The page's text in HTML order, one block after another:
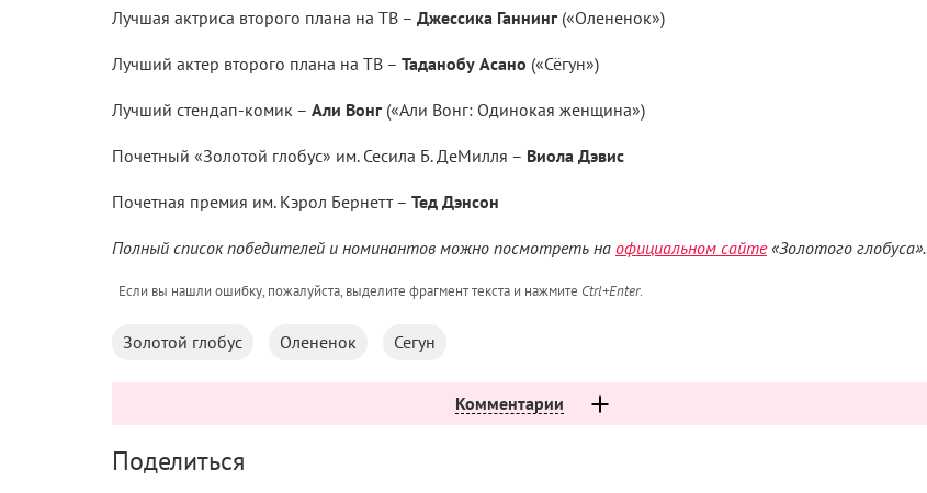
Лучшая актриса второго плана на ТВ – Джессика Ганнинг («Олененок»)
Лучший актер второго плана на ТВ – Таданобу Асано («Сёгун»)
Лучший стендап-комик – Али Вонг («Али Вонг: Одинокая женщина»)
Почетный «Золотой глобус» им. Сесила Б. ДеМилля – Виола Дэвис
Почетная премия им. Кэрол Бернетт – Тед Дэнсон
Полный список победителей и номинантов можно посмотреть на официальном сайте«Золотого глобуса».
Если вы нашли ошибку, пожалуйста, выделите фрагмент текста и нажмите Ctrl+Enter.
Золотой глобус Олененок Сегун
Комментарии
Поделиться